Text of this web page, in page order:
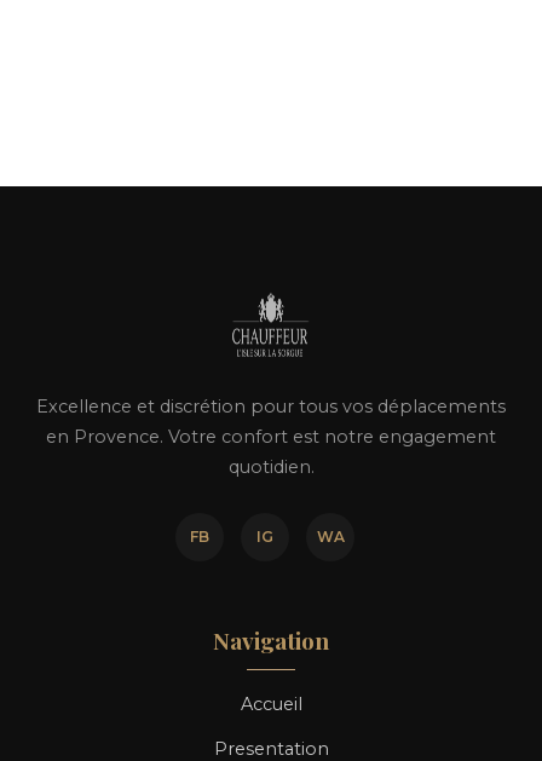
Excellence et discrétion pour tous vos déplacements
en Provence. Votre confort est notre engagement
quotidien.
FB IG WA
Navigation
Accueil
Presentation